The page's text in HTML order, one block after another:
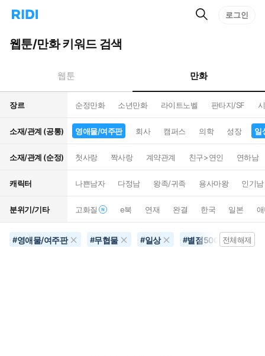
리
홈
으
턴
트
검
로그인
웹툰/만화 키워드 검색
웹툰 만화
장르 순정만화 소년만화 라이트노벨 판타지/SF
소재/관계 (공통) 영애물/여주판 회사 캠퍼스 의학 성장 일
소재/관계 (순정) 첫사랑 짝사랑 계약관계 친구>연인 연하남
캐릭터 나쁜남자 다정남 왕족/귀족 용사마왕 인기남
분위기/기타 고화질 e북 연재 완결 한국 일본
#영애물/여주판 #무협물 #일상 #별점500개이상
전체해제